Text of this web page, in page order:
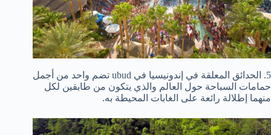
5. الحدائق المعلقة في إندونيسيا في ubud تضم واحد من أجمل
حمامات السباحة حول العالم والذي يتكون من طابقين لكل
منهما إطلالة رائعة على الغابات المحيطة به.